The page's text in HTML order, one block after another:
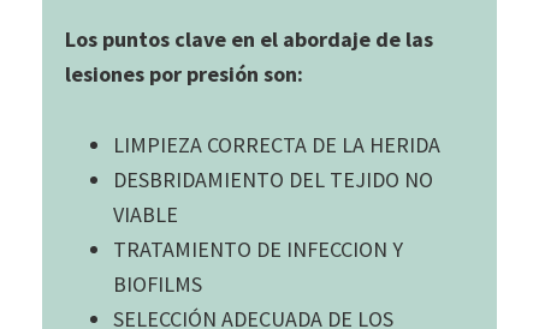
Los puntos clave en el abordaje de las
lesiones por presión son:
LIMPIEZA CORRECTA DE LA HERIDA
DESBRIDAMIENTO DEL TEJIDO NO
VIABLE
TRATAMIENTO DE INFECCION Y
BIOFILMS
SELECCIÓN ADECUADA DE LOS